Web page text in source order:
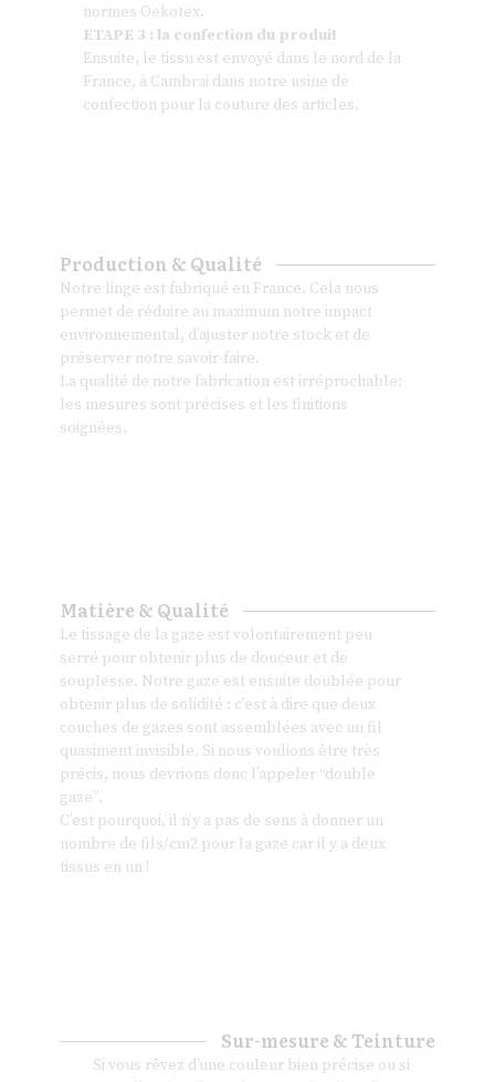
normes Oekotex.
ETAPE 3 : la confection du produit
Ensuite, le tissu est envoyé dans le nord de la
France, à Cambrai dans notre usine de
confection pour la couture des articles.
Production & Qualité
Notre linge est fabriqué en France. Cela nous
permet de réduire au maximum notre impact
environnemental, d’ajuster notre stock et de
préserver notre savoir-faire.
La qualité de notre fabrication est irréprochable:
les mesures sont précises et les finitions
soignées.
Matière & Qualité
Le tissage de la gaze est volontairement peu
serré pour obtenir plus de douceur et de
souplesse. Notre gaze est ensuite doublée pour
obtenir plus de solidité : c’est à dire que deux
couches de gazes sont assemblées avec un fil
quasiment invisible. Si nous voulions être très
précis, nous devrions donc l’appeler “double
gaze”.
C’est pourquoi, il n’y a pas de sens à donner un
nombre de fils/cm2 pour la gaze car il y a deux
tissus en un !
Sur-mesure & Teinture
Si vous rêvez d’une couleur bien précise ou si